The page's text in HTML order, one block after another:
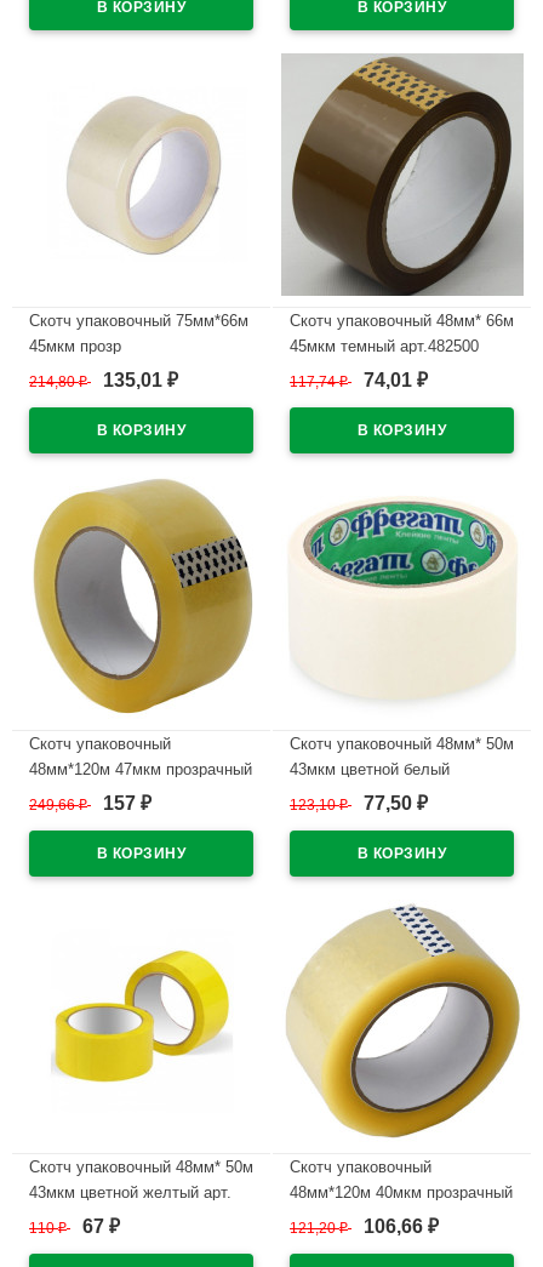
Скотч упаковочный 75мм*66м
45мкм прозр
В наличии
214,80₽ 135,01 ₽
Скотч упаковочный 48мм* 66м
45мкм темный арт.482500
В наличии
117,74₽ 74,01 ₽
Скотч упаковочный
48мм*120м 47мкм прозрачный
арт.483600 (Ст.36)
249,66₽ 157 ₽
Скотч упаковочный 48мм* 50м
43мкм цветной белый
123,10₽ 77,50 ₽
Скотч упаковочный 48мм* 50м
43мкм цветной желтый арт.
В наличии
110₽ 67 ₽
Скотч упаковочный
48мм*120м 40мкм прозрачный
арт. (Ст.36)
121,20₽ 106,66 ₽